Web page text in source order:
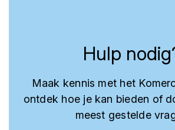
Hulp
Maak kennis met het
ontdek hoe je kan bieden of
meest gestelde